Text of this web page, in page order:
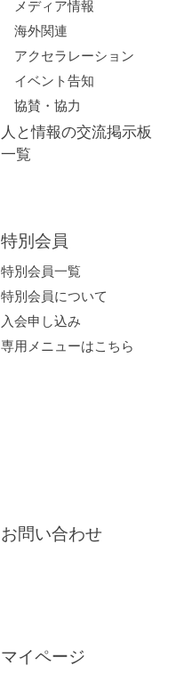
メディア情報
海外関連
アクセラレーション
イベント告知
協賛・協力
人と情報の交流掲示板
一覧
特別会員
特別会員一覧
特別会員について
入会申し込み
専用メニューはこちら
お問い合わせ
マイページ